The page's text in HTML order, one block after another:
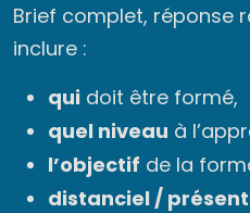
Brief complet, réponse
inclure :
qui doit être formé,
quel niveau à
l’objectif de la
distanciel /